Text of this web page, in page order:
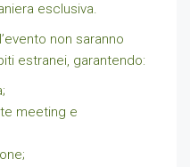
esclusiva.
non saranno
estranei, garantendo:
meeting e